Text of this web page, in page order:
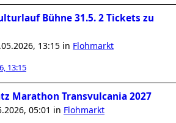
Bühne 31.5. 2 Tickets zu
13:15 in Flohmarkt
13:15
Marathon Transvulcania 2027
05:01 in Flohmarkt